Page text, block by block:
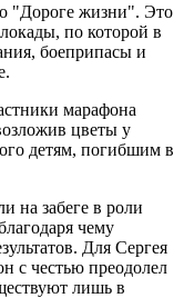
"Дороге жизни". Это
по которой в
боеприпасы и
марафона
цветы у
детям, погибшим в
на забеге в роли
чему
Для Сергея
с честью преодолел
лишь в